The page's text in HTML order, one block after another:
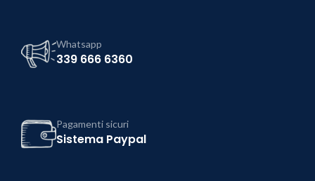
Whatsapp
339 666 6360
Pagamenti sicuri
Sistema Paypal